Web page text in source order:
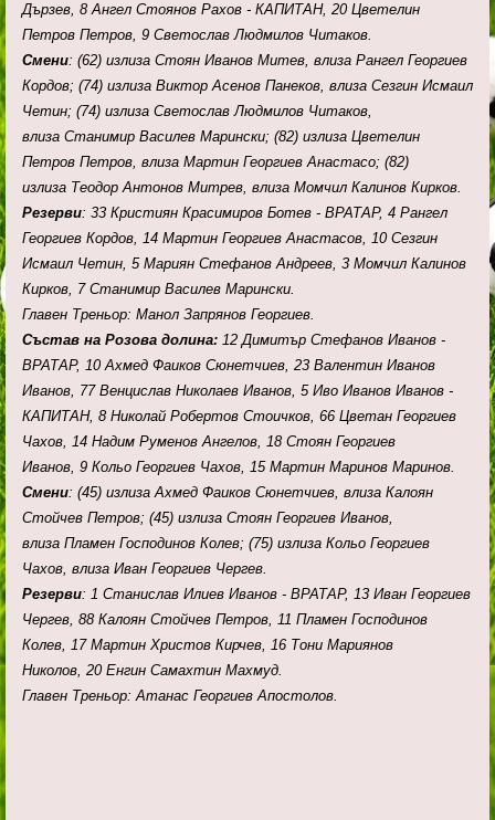
Дързев, 8 Ангел Стоянов Рахов - КАПИТАН, 20Цветелин
Петров Петров, 9 Светослав Людмилов Читаков.
Смени: (62) излиза Стоян Иванов Митев, влиза Рангел Георгиев
Кордов; (74) излиза Виктор Асенов Панеков, влиза Сезгин Исмаил
Четин; (74) излиза Светослав Людмилов Читаков,
влиза Станимир Василев Марински; (82) излиза Цветелин
Петров Петров, влиза Мартин Георгиев Анастасо; (82)
излиза Теодор Антонов Митрев, влиза Момчил Калинов Кирков.
Резерви: 33 Кристиян Красимиров Ботев - ВРАТАР, 4 Рангел
Георгиев Кордов, 14 Мартин Георгиев Анастасов, 10Сезгин
Исмаил Четин, 5Мариян Стефанов Андреев, 3 Момчил Калинов
Кирков, 7Станимир Василев Марински.
Главен Треньор: Манол Запрянов Георгиев.
Състав на Розова долина: 12 Димитър Стефанов Иванов -
ВРАТАР, 10Ахмед Фаиков Сюнетчиев, 23 Валентин Иванов
Иванов, 77Венцислав Николаев Иванов, 5Иво Иванов Иванов -
КАПИТАН, 8 Николай Робертов Стоичков, 66 Цветан Георгиев
Чахов, 14 Надим Руменов Ангелов, 18 Стоян Георгиев
Иванов, 9 Кольо Георгиев Чахов, 15Мартин Маринов Маринов.
Смени: (45) излизаАхмед Фаиков Сюнетчиев, влиза Калоян
Стойчев Петров; (45) излиза Стоян Георгиев Иванов,
влиза Пламен Господинов Колев; (75) излиза Кольо Георгиев
Чахов, влиза Иван Георгиев Чергев.
Резерви: 1 Станислав Илиев Иванов - ВРАТАР, 13 Иван Георгиев
Чергев, 88 Калоян Стойчев Петров, 11 Пламен Господинов
Колев, 17Мартин Христов Кирчев, 16 Тони Мариянов
Николов, 20Енгин Самахтин Махмуд.
Главен Треньор: Атанас Георгиев Апостолов.